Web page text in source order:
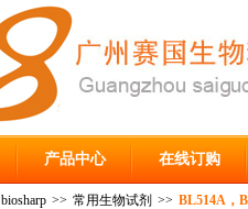
产品中心 在线订购
biosharp >> 常用生物试剂 >> BL514A​，